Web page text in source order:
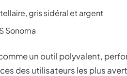
gris sidéral et argent
Sonoma
un outil polyvalent,
des utilisateurs les plus